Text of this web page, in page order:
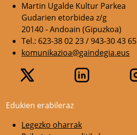
Martin Ugalde Kultur Parkea
Gudarien etorbidea z/g
20140 - Andoain (Gipuzkoa)
Tel.: 623-38 02 23 / 943-30 43 65
komunikazioa@gaindegia.eus
Edukien erabileraz
Legezko oharrak